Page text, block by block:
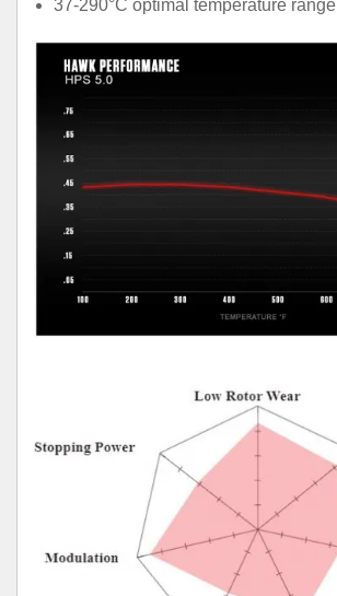
37-290°C optimal temperature range